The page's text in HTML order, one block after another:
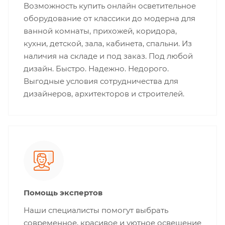
Возможность купить онлайн осветительное
оборудование от классики до модерна для
ванной комнаты, прихожей, коридора,
кухни, детской, зала, кабинета, спальни. Из
наличия на складе и под заказ. Под любой
дизайн. Быстро. Надежно. Недорого.
Выгодные условия сотрудничества для
дизайнеров, архитекторов и строителей.
Помощь экспертов
Наши специалисты помогут выбрать
современное, красивое и уютное освещение